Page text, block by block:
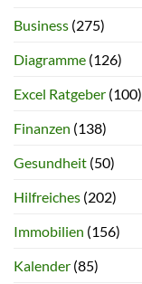
Business (275)
Diagramme (126)
Excel Ratgeber (100)
Finanzen (138)
Gesundheit (50)
Hilfreiches (202)
Immobilien (156)
Kalender (85)